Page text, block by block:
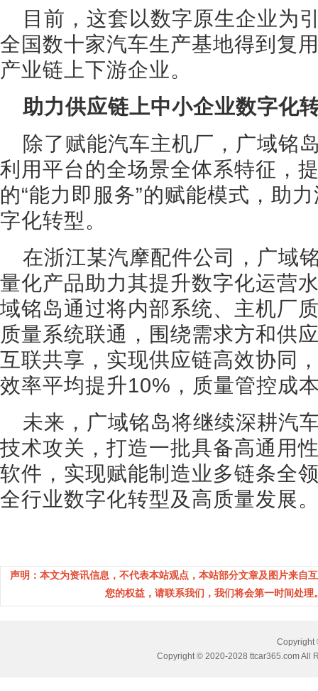
目前，这套以数字原生企业为
全国数十家汽车生产基地得到复
产业链上下游企业。
助力供应链上中小企业数字化
除了赋能汽车主机厂，广域铭
利用平台的全场景全体系特征，
的“能力即服务”的赋能模式，助
字化转型。
在浙江某汽摩配件公司，广域
量化产品助力其提升数字化运营
域铭岛通过将内部系统、主机厂
质量系统联通，围绕需求方和供
互联共享，实现供应链高效协同
效率平均提升10%，质量管控成
未来，广域铭岛将继续深耕汽
技术攻关，打造一批具备高通用
软件，实现赋能制造业多链条全
全行业数字化转型及高质量发展
声明：本文为资讯信息，不代表本站观点，本站部分文章及图片来自
您的权益，请联系我们，我们将会第一时间处
Copyright
Copyright © 2020-2028 ttcar365.com All